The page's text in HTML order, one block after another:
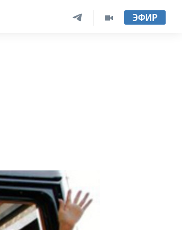
ЭФИР